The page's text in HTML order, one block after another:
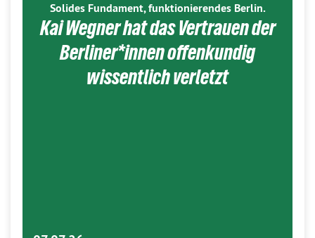
Solides Fundament, funktionierendes Berlin.
Kai Wegner hat das Vertrauen der
Berliner*innen offenkundig
wissentlich verletzt